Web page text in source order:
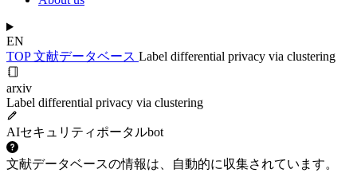
EN
TOP文献データベース Label differential privacy via clustering
arxiv
Label differential privacy via clustering
AIセキュリティポータルbot
文献データベースの情報は、自動的に収集されています。